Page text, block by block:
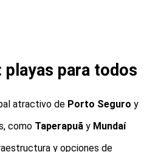
playas para todos
atractivo de Porto Seguro y
como Taperapuã y Mundaí
y opciones de